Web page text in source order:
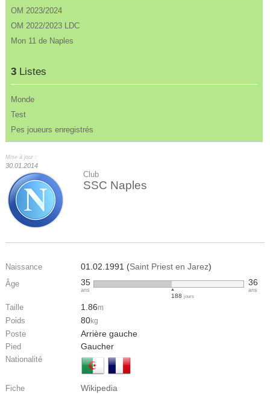
OM 2023/2024
OM 2022/2023 LDC
Mon 11 de Naples
3 Listes
Monde
Test
Pes joueurs enregistrés
Mise à jour :
30.01.2014
Club
SSC Naples
Naissance 01.02.1991 (Saint Priest en Jarez)
Âge 35
ans
188 jours
36
ans
Taille 1.86m
Poids 80kg
Poste Arrière gauche
Pied Gaucher
Nationalité
Fiche Wikipedia